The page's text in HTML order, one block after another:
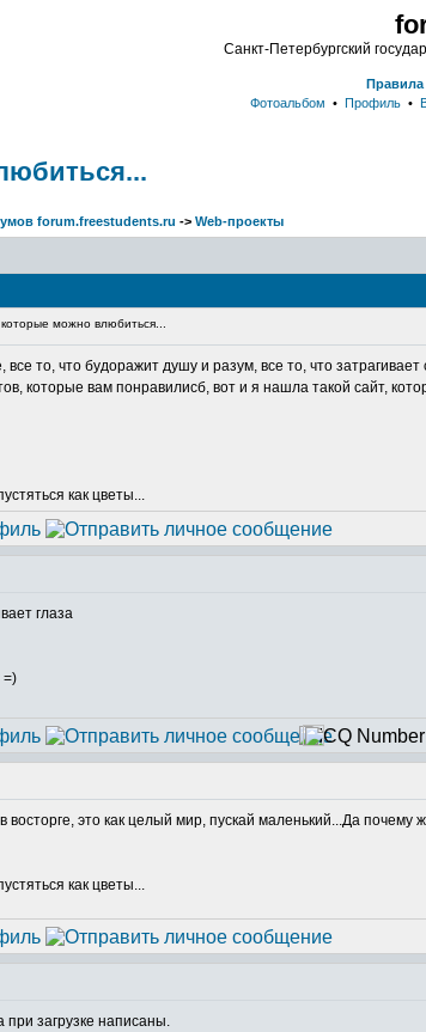
Санкт-Петербургский
Правила
Фотоальбом • Профиль •
forum.freestudents.ru -> Web-проекты
можно влюбиться...
то, что будоражит душу и разум, все то, что
которые вам понравилисб, вот и я нашла такой сайт,
как цветы...
=)
восторге, это как целый мир, пускай маленький...Да
как цветы...
загрузке написаны.